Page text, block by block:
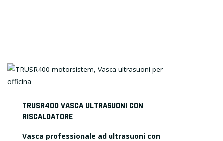
TRUSR400 VASCA ULTRASUONI CON
RISCALDATORE
Vasca professionale ad ultrasuoni con